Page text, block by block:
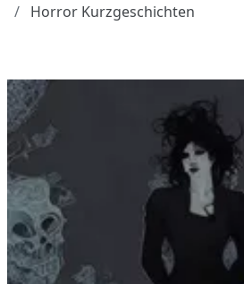
Horror Kurzgeschichten